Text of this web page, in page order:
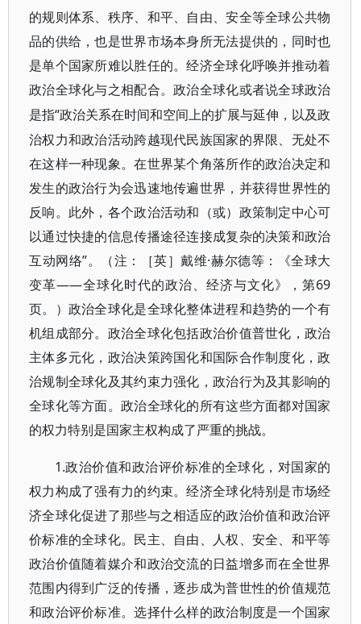
的规则体系、秩序、和平、自由、安全等全球公共物
品的供给，也是世界市场本身所无法提供的，同时也
是单个国家所难以胜任的。经济全球化呼唤并推动着
政治全球化与之相配合。政治全球化或者说全球政治
是指“政治关系在时间和空间上的扩展与延伸，以及政
治权力和政治活动跨越现代民族国家的界限、无处不
在这样一种现象。在世界某个角落所作的政治决定和
发生的政治行为会迅速地传遍世界，并获得世界性的
反响。此外，各个政治活动和（或）政策制定中心可
以通过快捷的信息传播途径连接成复杂的决策和政治
互动网络”。（注：［英］戴维·赫尔德等：《全球大
变革——全球化时代的政治、经济与文化》，第69
页。）政治全球化是全球化整体进程和趋势的一个有
机组成部分。政治全球化包括政治价值普世化，政治
主体多元化，政治决策跨国化和国际合作制度化，政
治规制全球化及其约束力强化，政治行为及其影响的
全球化等方面。政治全球化的所有这些方面都对国家
的权力特别是国家主权构成了严重的挑战。
1.政治价值和政治评价标准的全球化，对国家的
权力构成了强有力的约束。经济全球化特别是市场经
济全球化促进了那些与之相适应的政治价值和政治评
价标准的全球化。民主、自由、人权、安全、和平等
政治价值随着媒介和政治交流的日益增多而在全世界
范围内得到广泛的传播，逐步成为普世性的价值规范
和政治评价标准。选择什么样的政治制度是一个国家